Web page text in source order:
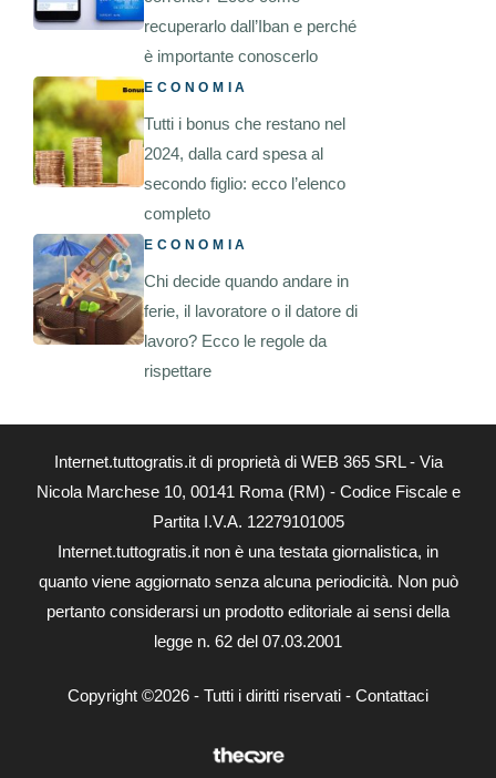
recuperarlo dall’Iban e perché
è importante conoscerlo
ECONOMIA
Tutti i bonus che restano nel
2024, dalla card spesa al
secondo figlio: ecco l’elenco
completo
ECONOMIA
Chi decide quando andare in
ferie, il lavoratore o il datore di
lavoro? Ecco le regole da
rispettare
Internet.tuttogratis.it di proprietà di WEB 365 SRL - Via
Nicola Marchese 10, 00141 Roma (RM) - Codice Fiscale e
Partita I.V.A. 12279101005
Internet.tuttogratis.it non è una testata giornalistica, in
quanto viene aggiornato senza alcuna periodicità. Non può
pertanto considerarsi un prodotto editoriale ai sensi della
legge n. 62 del 07.03.2001
Copyright ©2026 - Tutti i diritti riservati - Contattaci